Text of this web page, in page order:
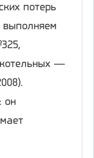
потерь
выполняем
котельных —
он